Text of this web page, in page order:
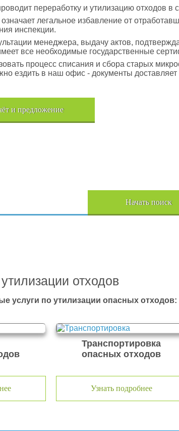
переработку и утилизацию отходов в
легальное избавление от
инспекции.
менеджера, выдачу актов,
все необходимые государственные
процесс списания и сбора старых
ездить в наш офис - документы доставляет
и предложение
Начать поиск
отходов
услуги по утилизации опасных
Транспортировка
опасных отходов
Узнать подробнее